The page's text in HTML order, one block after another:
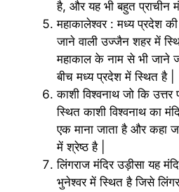
है, और यह भी बहुत प्राचीन
महाकालेश्वर : मध्य प्रदेश
जाने वाली उज्जैन शहर में
महाकाल के नाम से भी जाने
बीच मध्य प्रदेश में स्थित है |
काशी विश्वनाथ जो कि
स्थित काशी विश्वनाथ का
एक माना जाता है और कहा
में श्रेष्ठ है |
लिंगराज मंदिर उड़ीसा यह
भुनेश्वर में स्थित है जिसे